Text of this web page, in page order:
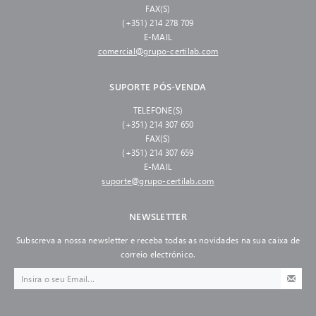
FAX(S)
(+351) 214 278 709
E-MAIL
comercial@grupo-certilab.com
SUPORTE PÓS-VENDA
TELEFONE(S)
(+351) 214 307 650
FAX(S)
(+351) 214 307 659
E-MAIL
suporte@grupo-certilab.com
NEWSLETTER
Subscreva a nossa newsletter e receba todas as novidades na sua caixa de
correio electrónico.